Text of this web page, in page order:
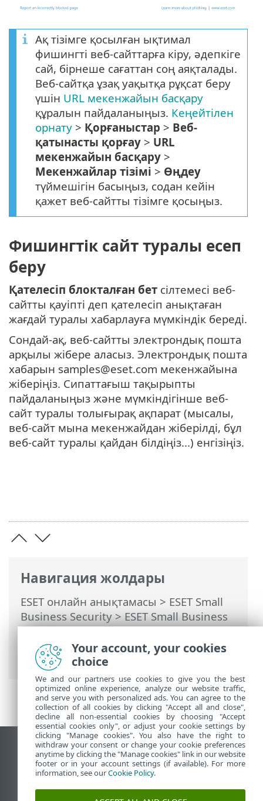
Навигация жолдары
ESET онлайн анықтамасы > ESET Small
Business Security>ESET Small Business
Security бағдарламасымен жұмыс істеу
Реттеу >Интернетті қорғау>
Антифишингтік қорғау
Ақ тізімге қосылған ықтимал
фишингті веб-сайттарға кіру, әдепкіге
сай, бірнеше сағаттан соң аяқталады.
Веб-сайтқа ұзақ уақытқа рұқсат беру
үшін URL мекенжайын басқару
құралын пайдаланыңыз. Кеңейтілен
орнату > Қорғаныстар > Веб-
қатынасты қорғау > URL
мекенжайын басқару >
Мекенжайлар тізімі > Өңдеу
түймешігін басыңыз, содан кейін
қажет веб-сайтты тізімге қосыңыз.
Фишингтік сайт туралы есеп
беру
Қателесіп блокталған бет сілтемесі веб-
сайтты қауіпті деп қателесіп анықтаған
жағдай туралы хабарлауға мүмкіндік береді.
Сондай-ақ, веб-сайтты электрондық пошта
арқылы жібере аласыз. Электрондық пошта
хабарын samples@eset.com мекенжайына
жіберіңіз. Сипаттағыш тақырыпты
пайдаланыңыз және мүмкіндігінше веб-
сайт туралы толығырақ ақпарат (мысалы,
веб-сайт мына мекенжайдан жіберілді, бұл
веб-сайт туралы қайдан білдіңіз...) енгізіңіз.
Жұмыс үстеліндегі сайтты қарау
End of Life
ESET білім қоры
Your account, your cookies
choice
We and our partners use cookies to give you the best
optimized online experience, analyze our website traffic,
and serve you with personalized ads. You can agree to the
collection of all cookies by clicking "Accept all and close",
decline all non-essential cookies by choosing "Accept
essential cookies only", or adjust your cookie settings by
clicking "Manage cookies". You also have the right to
withdraw your consent or change your cookie preferences
anytime by clicking the "Manage cookies" link in our website
footer or in your account settings (if available). For more
information, see ourCookie Policy.